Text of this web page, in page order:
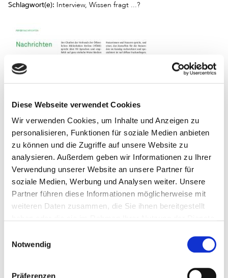
Diese Webseite verwendet Cookies
Wir verwenden Cookies, um Inhalte und Anzeigen zu
personalisieren, Funktionen für soziale Medien anbieten
zu können und die Zugriffe auf unsere Website zu
analysieren. Außerdem geben wir Informationen zu Ihrer
Verwendung unserer Website an unsere Partner für
soziale Medien, Werbung und Analysen weiter. Unsere
Partner führen diese Informationen möglicherweise mit
weiteren Daten zusammen, die Sie ihnen bereitgestellt
Notwendig
Präferenzen
Schlagwort(e): Interview, Wissen fragt ...?
Nachrichten